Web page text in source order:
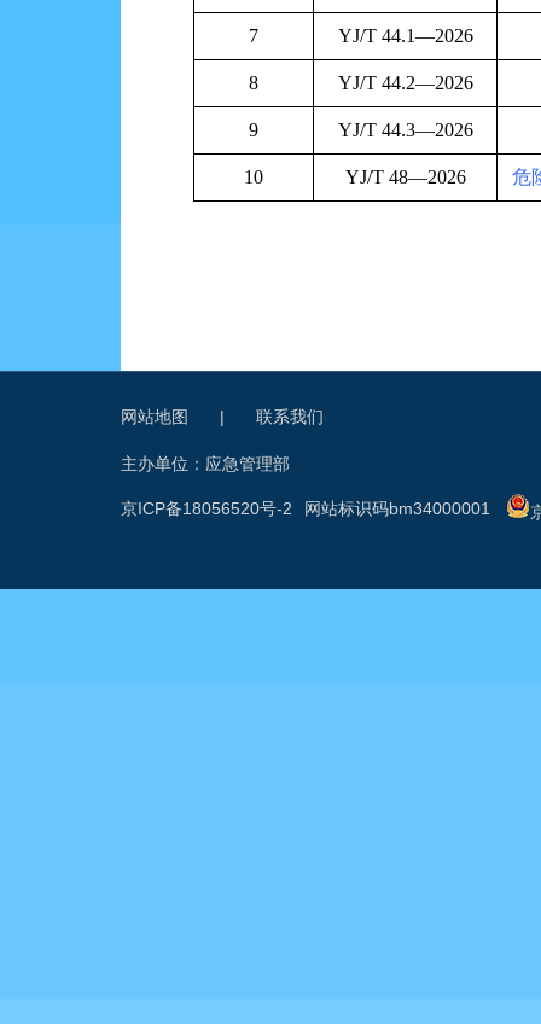
7 YJ/T 44.1—2026
8 YJ/T 44.2—2026
9 YJ/T 44.3—2026
10 YJ/T 48—2026 危
网站地图 | 联系我们
主办单位：应急管理部
网站标识码bm34000001
京ICP备18056520号-2